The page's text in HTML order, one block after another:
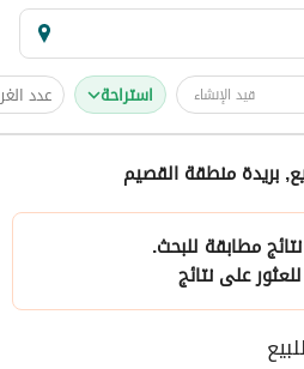
قيد الإنشاء استراحة عدد
بريدة منطقة القصيم
مطابقة للبحث.
للعثور على نتائج